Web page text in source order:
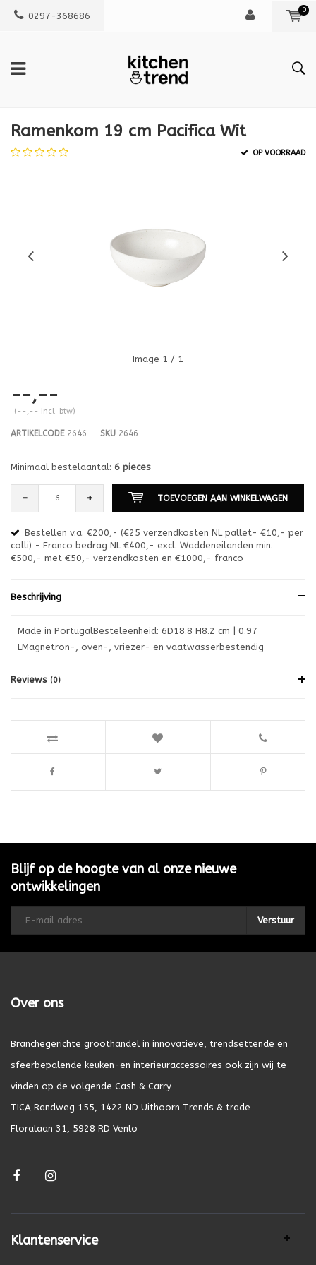
0297-368686
0
Ramenkom 19 cm Pacifica Wit
OP VOORRAAD
Image 1 / 1
--,--
(--,-- Incl. btw)
ARTIKELCODE2646 SKU 2646
Minimaal bestelaantal: 6 pieces
- + TOEVOEGEN AAN WINKELWAGEN
Bestellen v.a. €200,- (€25 verzendkosten NL pallet- €10,- per
colli) - Franco bedrag NL €400,- excl. Waddeneilanden min.
€500,- met €50,- verzendkosten en €1000,- franco
Beschrijving
Made in PortugalBesteleenheid: 6D18.8 H8.2 cm | 0.97
LMagnetron-, oven-, vriezer- en vaatwasserbestendig
Reviews (0)
Blijf op de hoogte van al onze nieuwe
ontwikkelingen
Verstuur
Over ons
Branchegerichte groothandel in innovatieve, trendsettende en
sfeerbepalende keuken-en interieuraccessoires ook zijn wij te
vinden op de volgende Cash & Carry
TICA Randweg 155, 1422 ND Uithoorn Trends & trade
Floralaan 31, 5928 RD Venlo
Klantenservice